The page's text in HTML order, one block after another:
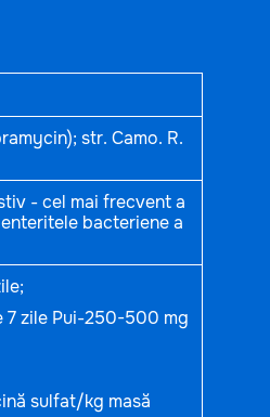
str. Camo. R.
- cel mai frecvent a
bacteriene a
7 zile Pui-250-500 mg
sulfat/kg masă